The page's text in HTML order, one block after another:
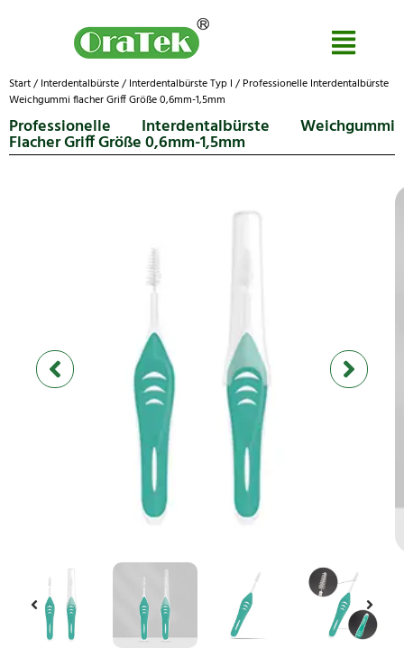
Start/ Interdentalbürste/ Interdentalbürste Typ I / Professionelle Interdentalbürste
Weichgummi flacher Griff Größe 0,6mm-1,5mm
Professionelle Interdentalbürste Weichgummi
Flacher Griff Größe 0,6mm-1,5mm